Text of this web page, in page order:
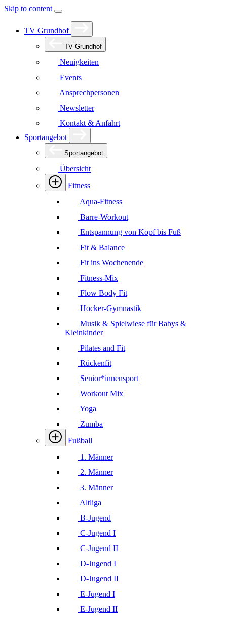
Skip to content
TV Grundhof
TV Grundhof
Neuigkeiten
Events
Ansprechpersonen
Newsletter
Kontakt & Anfahrt
Sportangebot
Sportangebot
Übersicht
Fitness
Aqua-Fitness
Barre-Workout
Entspannung von Kopf bis Fuß
Fit & Balance
Fit ins Wochenende
Fitness-Mix
Flow Body Fit
Hocker-Gymnastik
Musik & Spielwiese für Babys &
Kleinkinder
Pilates and Fit
Rückenfit
Senior*innensport
Workout Mix
Yoga
Zumba
Fußball
1. Männer
2. Männer
3. Männer
Altliga
B-Jugend
C-Jugend I
C-Jugend II
D-Jugend I
D-Jugend II
E-Jugend I
E-Jugend II